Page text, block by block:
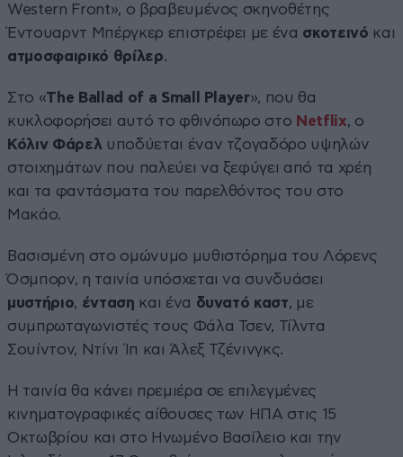
Western Front», ο βραβευμένος σκηνοθέτης
Έντουαρντ Μπέργκερ επιστρέφει με ένα σκοτεινό και
ατμοσφαιρικό θρίλερ.
Στο «The Ballad of a Small Player», που θα
κυκλοφορήσει αυτό το φθινόπωρο στο Netflix, ο
Κόλιν Φάρελ υποδύεται έναν τζογαδόρο υψηλών
στοιχημάτων που παλεύει να ξεφύγει από τα χρέη
και τα φαντάσματα του παρελθόντος του στο
Μακάο.
Βασισμένη στο ομώνυμο μυθιστόρημα του Λόρενς
Όσμπορν, η ταινία υπόσχεται να συνδυάσει
μυστήριο, ένταση και ένα δυνατό καστ, με
συμπρωταγωνιστές τους Φάλα Τσεν, Τίλντα
Σουίντον, Ντίνι Ίπ και Άλεξ Τζένινγκς.
Η ταινία θα κάνει πρεμιέρα σε επιλεγμένες
κινηματογραφικές αίθουσες των ΗΠΑ στις 15
Οκτωβρίου και στο Ηνωμένο Βασίλειο και την